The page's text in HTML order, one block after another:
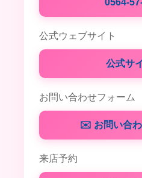
0564-
公式ウェブサイト
公式サ
お問い合わせフォーム
✉️ お問い合わ
来店予約